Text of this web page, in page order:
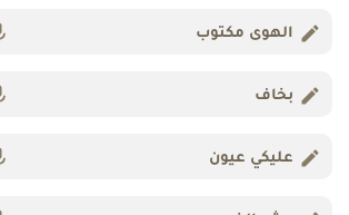
الهوى مكتوب
بخاف
عليكي عيون